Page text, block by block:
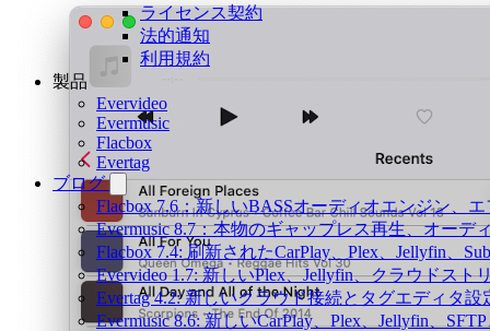
ライセンス契約
法的通知
利用規約
製品
Evervideo
Evermusic
Flacbox
Evertag
ブログ
Flacbox 7.6：新しいBASSオーディオエンジン、
Evermusic 8.7：本物のギャップレス再生、オー
Flacbox 7.4: 刷新されたCarPlay、Plex、Jellyfin、
Evervideo 1.7: 新しいPlex、Jellyfin、クラウドス
Evertag 4.2: 新しいクラウド接続とタグエディタ設
Evermusic 8.6: 新しいCarPlay、Plex、Jellyfin、